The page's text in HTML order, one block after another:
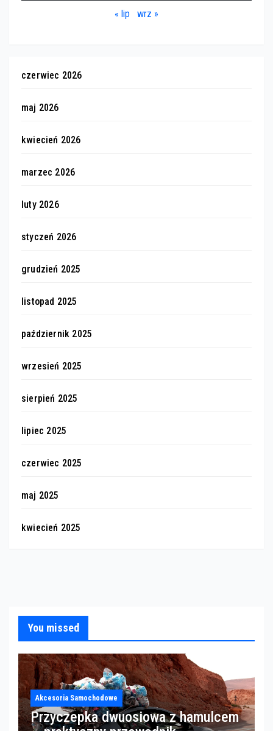
« lip wrz »
czerwiec 2026
maj 2026
kwiecień 2026
marzec 2026
luty 2026
styczeń 2026
grudzień 2025
listopad 2025
październik 2025
wrzesień 2025
sierpień 2025
lipiec 2025
czerwiec 2025
maj 2025
kwiecień 2025
You missed
Akcesoria Samochodowe
Przyczepka dwuosiowa z hamulcem